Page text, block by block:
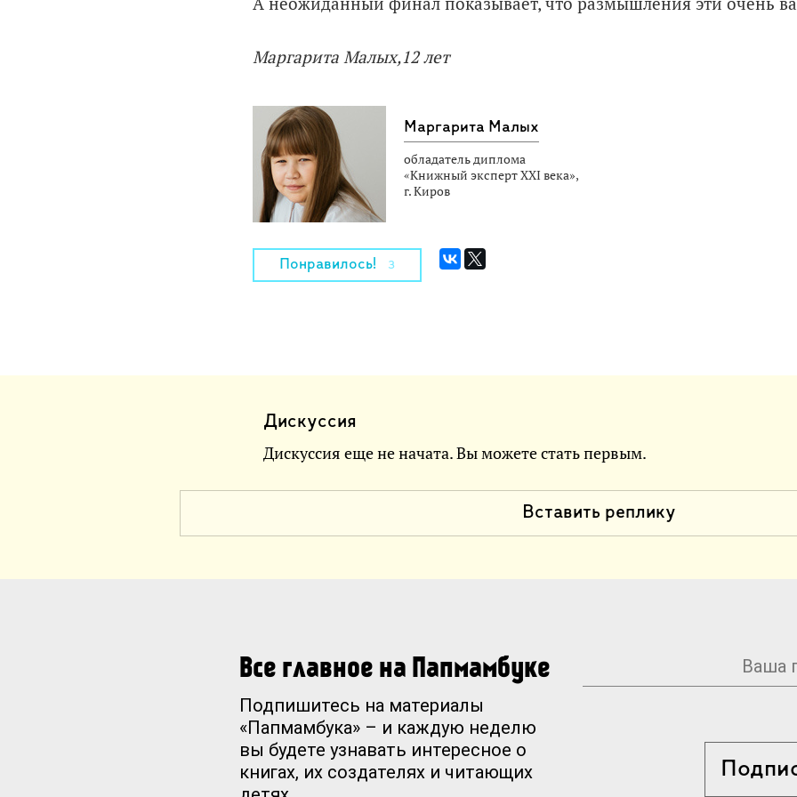
Маргарита Малых,12 лет
Маргарита Малых
обладатель диплома
«Книжный эксперт XXI века»,
г. Киров
Понравилось! 3
Дискуссия
Дискуссия еще не начата. Вы можете стать первым.
Вставить реплику
Все главное на Папмамбуке
Подпишитесь на материалы
«Папмамбука» – и каждую неделю
вы будете узнавать интересное о
книгах, их создателях и читающих